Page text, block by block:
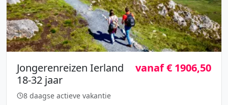
Jongerenreizen Ierland
18-32 jaar
vanaf € 1906,50
8 daagse actieve vakantie